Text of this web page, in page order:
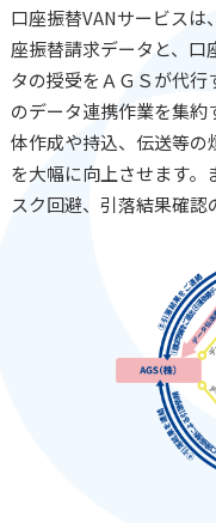
口座振替VANサービス
座振替請求データと、口
タの授受をＡＧＳが代
のデータ連携作業を集約
体作成や持込、伝送等
を大幅に向上させます。
スク回避、引落結果確認